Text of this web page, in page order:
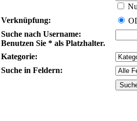
Verknüpfung:
Suche nach Username:
Benutzen Sie * als Platzhalter.
Kategorie:
Suche in Feldern: